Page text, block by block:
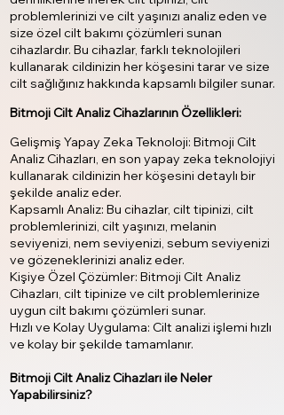
problemlerinizi ve cilt yaşınızı analiz eden ve
size özel cilt bakımı çözümleri sunan
cihazlardır. Bu cihazlar, farklı teknolojileri
kullanarak cildinizin her köşesini tarar ve size
cilt sağlığınız hakkında kapsamlı bilgiler sunar.
Bitmoji Cilt Analiz Cihazlarının Özellikleri:
Gelişmiş Yapay Zeka Teknoloji: Bitmoji Cilt
Analiz Cihazları, en son yapay zeka teknolojiyi
kullanarak cildinizin her köşesini detaylı bir
şekilde analiz eder.
Kapsamlı Analiz: Bu cihazlar, cilt tipinizi, cilt
problemlerinizi, cilt yaşınızı, melanin
seviyenizi, nem seviyenizi, sebum seviyenizi
ve gözeneklerinizi analiz eder.
Kişiye Özel Çözümler: Bitmoji Cilt Analiz
Cihazları, cilt tipinize ve cilt problemlerinize
uygun cilt bakımı çözümleri sunar.
Hızlı ve Kolay Uygulama: Cilt analizi işlemi hızlı
ve kolay bir şekilde tamamlanır.
Bitmoji Cilt Analiz Cihazları ile Neler
Yapabilirsiniz?